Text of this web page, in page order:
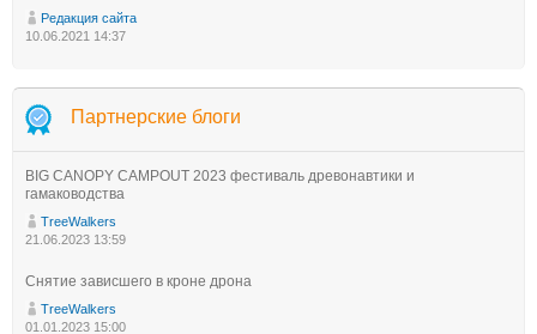
Редакция сайта
10.06.2021 14:37
Партнерские блоги
BIG CANOPY CAMPOUT 2023 фестиваль древонавтики и
гамаководства
TreeWalkers
21.06.2023 13:59
Снятие зависшего в кроне дрона
TreeWalkers
01.01.2023 15:00